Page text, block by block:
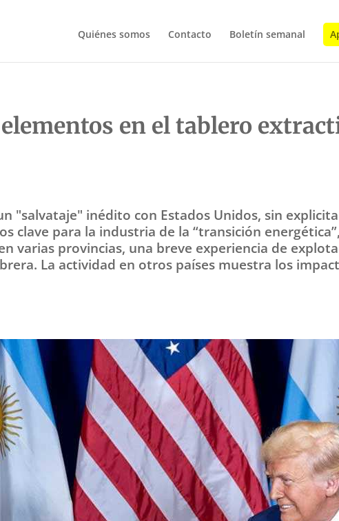
Quiénes somos Contacto Boletín semanal
en el tablero
"salvataje" inédito con Estados Unidos, sin
clave para la industria de la “transición
varias provincias, una breve experiencia de
La actividad en otros países muestra los